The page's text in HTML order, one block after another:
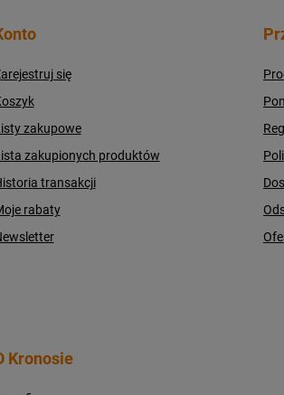
się
zakupowe
zakupionych produktów
transakcji
rabaty
Kronosie